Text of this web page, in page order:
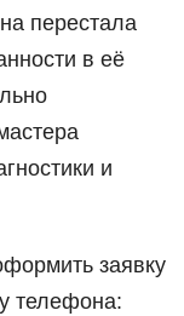
перестала
в её
и
заявку
телефона: